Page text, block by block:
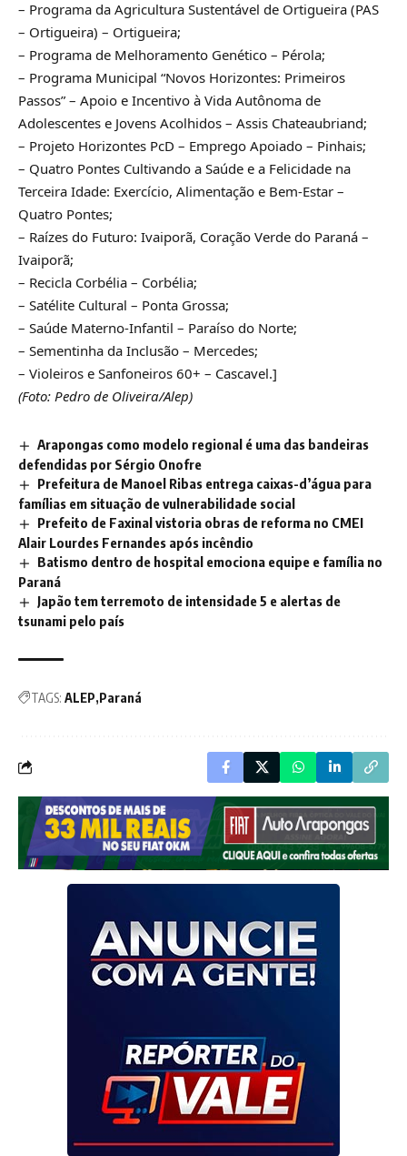
– Programa da Agricultura Sustentável de Ortigueira (PAS
– Ortigueira) – Ortigueira;
– Programa de Melhoramento Genético – Pérola;
– Programa Municipal “Novos Horizontes: Primeiros
Passos” – Apoio e Incentivo à Vida Autônoma de
Adolescentes e Jovens Acolhidos – Assis Chateaubriand;
– Projeto Horizontes PcD – Emprego Apoiado – Pinhais;
– Quatro Pontes Cultivando a Saúde e a Felicidade na
Terceira Idade: Exercício, Alimentação e Bem-Estar –
Quatro Pontes;
– Raízes do Futuro: Ivaiporã, Coração Verde do Paraná –
Ivaiporã;
– Recicla Corbélia – Corbélia;
– Satélite Cultural – Ponta Grossa;
– Saúde Materno-Infantil – Paraíso do Norte;
– Sementinha da Inclusão – Mercedes;
– Violeiros e Sanfoneiros 60+ – Cascavel.]
(Foto: Pedro de Oliveira/Alep)
Arapongas como modelo regional é uma das bandeiras
defendidas por Sérgio Onofre
Prefeitura de Manoel Ribas entrega caixas-d’água para
famílias em situação de vulnerabilidade social
Prefeito de Faxinal vistoria obras de reforma no CMEI
Alair Lourdes Fernandes após incêndio
Batismo dentro de hospital emociona equipe e família no
Paraná
Japão tem terremoto de intensidade 5 e alertas de
tsunami pelo país
TAGS: ALEP Paraná